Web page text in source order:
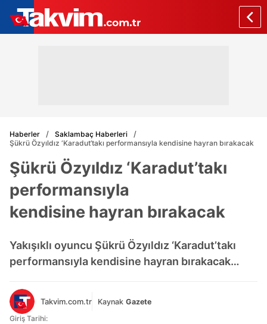
Haberler
Saklambaç Haberleri
Şükrü Özyıldız ‘Karadut’takı performansıyla kendisine hayran bırakacak
Şükrü Özyıldız ‘Karadut’takı
performansıyla
kendisine hayran bırakacak
Yakışıklı oyuncu Şükrü Özyıldız ‘Karadut’takı
performansıyla kendisine hayran bırakacak…
Takvim.com.tr Kaynak Gazete
Giriş Tarihi: